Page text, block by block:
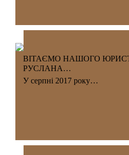
ВІТАЄМО НАШОГО
РУСЛАНА…
У серпні 2017 року…